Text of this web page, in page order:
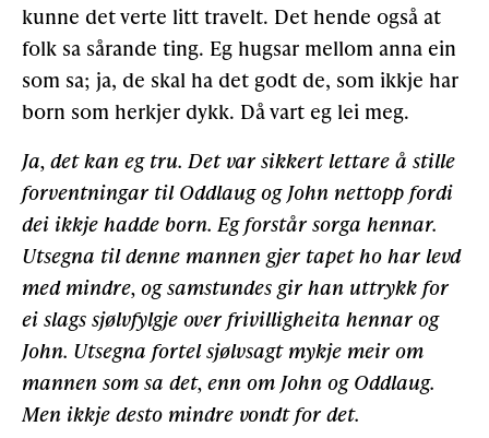
kunne det verte litt travelt. Det hende også at
folk sa sårande ting. Eg hugsar mellom anna ein
som sa; ja, de skal ha det godt de, som ikkje har
born som herkjer dykk. Då vart eg lei meg.
Ja, det kan eg tru. Det var sikkert lettare å stille
forventningar til Oddlaug og John nettopp fordi
dei ikkje hadde born. Eg forstår sorga hennar.
Utsegna til denne mannen gjer tapet ho har levd
med mindre, og samstundes gir han uttrykk for
ei slags sjølvfylgje over frivilligheita hennar og
John. Utsegna fortel sjølvsagt mykje meir om
mannen som sa det, enn om John og Oddlaug.
Men ikkje desto mindre vondt for det.